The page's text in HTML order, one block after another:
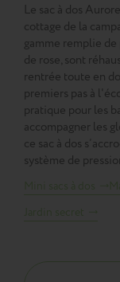
Le sac à dos
cottage de la
gamme remplie de
de rose, sont
rentrée toute en
premiers pas à
pratique pour les
accompagner les
ce sac à dos
système de